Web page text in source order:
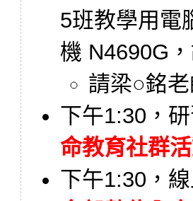
5班教學用電
機 N4690G
請梁○銘
下午1:30，
命教育社群
下午1:30，